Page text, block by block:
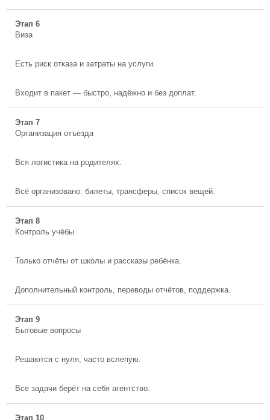
Этап 6
Виза
Есть риск отказа и затраты на услуги.
Входит в пакет — быстро, надёжно и без доплат.
Этап 7
Организация отъезда
Вся логистика на родителях.
Всё организовано: билеты, трансферы, список вещей.
Этап 8
Контроль учёбы
Только отчёты от школы и рассказы ребёнка.
Дополнительный контроль, переводы отчётов, поддержка.
Этап 9
Бытовые вопросы
Решаются с нуля, часто вслепую.
Все задачи берёт на себя агентство.
Этап 10